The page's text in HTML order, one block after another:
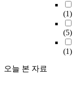
(1)
(5)
(1)
오늘 본 자료